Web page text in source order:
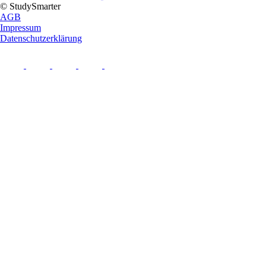
© StudySmarter
AGB
Impressum
Datenschutzerklärung